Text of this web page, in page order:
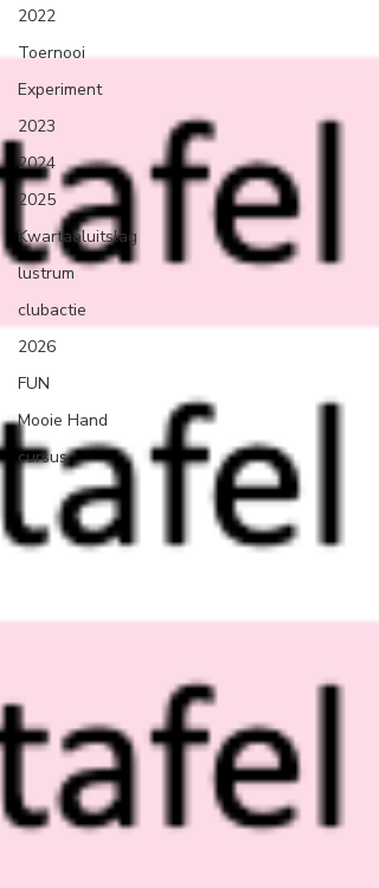
2022
Toernooi
Experiment
2023
2024
2025
Kwartaaluitslag
lustrum
clubactie
2026
FUN
Mooie Hand
cursus